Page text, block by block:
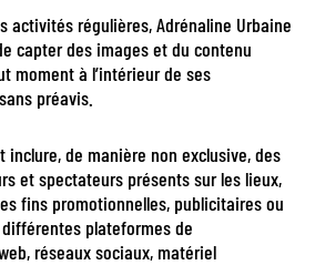
activités régulières, Adrénaline Urbaine
capter des images et du contenu
moment à l’intérieur de ses
préavis.
inclure, de manière non exclusive, des
et spectateurs présents sur les lieux,
fins promotionnelles, publicitaires ou
plateformes de
réseaux sociaux, matériel